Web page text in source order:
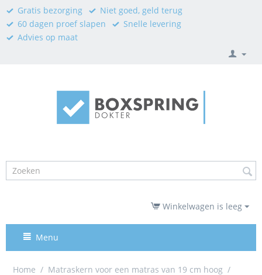
Gratis bezorging
Niet goed, geld terug
60 dagen proef slapen
Snelle levering
Advies op maat
Winkelwagen is leeg
Menu
Home / Matraskern voor een matras van 19 cm hoog /